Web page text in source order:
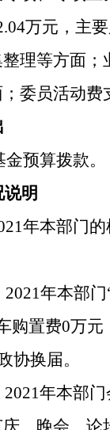
万元，主
理等方面
委员活动
预算拨款。
明
年本部门
2021年本部
购置费0万
协换届。
2021年本部
、晚会、论